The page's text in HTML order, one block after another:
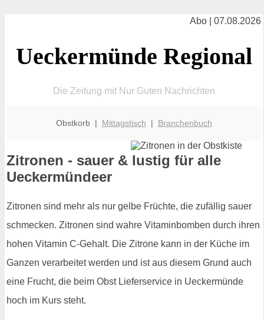
Abo | 07.08.2026
Ueckermünde Regional
Die Zeitung mit Nur Guten Nachrichten
Obstkorb | Mittagstisch | Branchenbuch
Zitronen - sauer & lustig für alle
Ueckermündeer
Zitronen sind mehr als nur gelbe Früchte, die zufällig sauer
schmecken. Zitronen sind wahre Vitaminbomben durch ihren
hohen Vitamin C-Gehalt. Die Zitrone kann in der Küche im
Ganzen verarbeitet werden und ist aus diesem Grund auch
eine Frucht, die beim Obst Lieferservice in Ueckermünde
hoch im Kurs steht.